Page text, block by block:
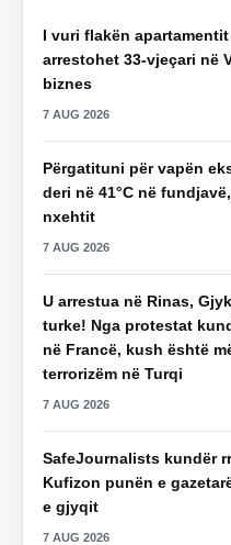
I vuri flakën
arrestohet 33-vjeçari në
biznes
7 AUG 2026
Përgatituni për vapën
deri në 41°C në
nxehtit
7 AUG 2026
U arrestua në Rinas,
turke! Nga protestat
në Francë, kush është
terrorizëm në Turqi
7 AUG 2026
SafeJournalists kundër
Kufizon punën e
e gjyqit
7 AUG 2026